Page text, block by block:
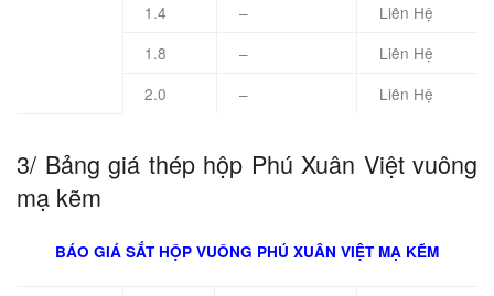
1.4
–
Liên Hệ
1.8
–
Liên Hệ
2.0
– Liên Hệ
3/ Bảng giá thép hộp Phú Xuân Việt vuông
mạ kẽm
BÁO GIÁ SẮT HỘP VUÔNG PHÚ XUÂN VIỆT MẠ KẼM